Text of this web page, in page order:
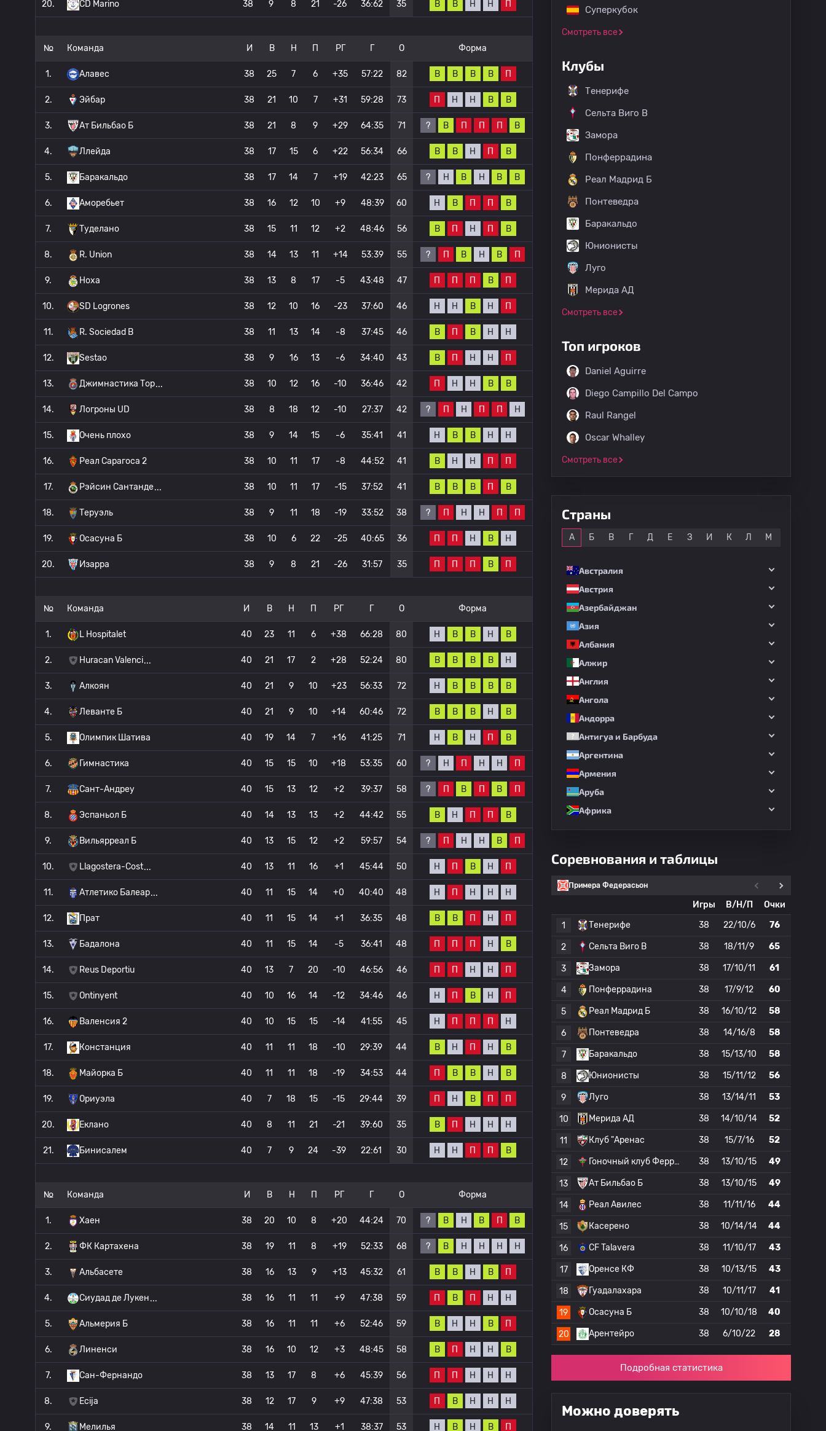
20. CD Marino 38 9 8 21 -26 36:62 35 В В Н Н П
№ Команда И В Н П РГ Г О Форма
1. Алавес 38 25 7 6 +35 57:22 82 В В В В П
2. Эйбар 38 21 10 7 +31 59:28 73 П Н Н В В
3. Ат Бильбао Б 38 21 8 9 +29 64:35 71 ? В П П П В
4. Ллейда 38 17 15 6 +22 56:34 66 В В Н П В
5. Баракальдо 38 17 14 7 +19 42:23 65 ? Н В Н В В
6. Аморебьет 38 16 12 10 +9 48:39 60 Н В П П В
7. Туделано 38 15 11 12 +2 48:46 56 В П Н П В
8. R. Union 38 14 13 11 +14 53:39 55 ? П В Н В П
9. Ноха 38 13 8 17 -5 43:48 47 П П П В П
10. SD Logrones 38 12 10 16 -23 37:60 46 Н Н В Н П
11. R. Sociedad B 38 11 13 14 -8 37:45 46 В П В Н Н
12. Sestao 38 9 16 13 -6 34:40 43 В П Н Н П
13. Джимнастика Тор 38 10 12 16 -10 36:46 42 П Н Н В В
14. Логроны UD 38 8 18 12 -10 27:37 42 ? П Н П П Н
15. Очень плохо 38 9 14 15 -6 35:41 41 Н В В Н Н
16. Реал Сарагоса 2 38 10 11 17 -8 44:52 41 В Н Н П П
17. Рэйсин Сантанде 38 10 11 17 -15 37:52 41 В В В П В
18. Теруэль 38 9 11 18 -19 33:52 38 ? П Н Н П П
19. Осасуна Б 38 10 6 22 -25 40:65 36 П П Н В Н
20. Изарра 38 9 8 21 -26 31:57 35 П П П В П
№ Команда И В Н П РГ Г О Форма
1. L Hospitalet 40 23 11 6 +38 66:28 80 Н В В Н В
2. Huracan Valenci 40 21 17 2 +28 52:24 80 В В В В Н
3. Алкоян 40 21 9 10 +23 56:33 72 Н В В В В
4. Леванте Б 40 21 9 10 +14 60:46 72 В В В Н В
5. Олимпик Шатива 40 19 14 7 +16 41:25 71 Н В Н П В
6. Гимнастика 40 15 15 10 +18 53:35 60 ? Н П Н Н П
7. Сант-Андреу 40 15 13 12 +2 39:37 58 ? П В П В П
8. Эспаньол Б 40 14 13 13 +2 44:42 55 В Н П П В
9. Вильярреал Б 40 13 15 12 +2 59:57 54 ? П Н Н В П
10. Llagostera-Cost 40 13 11 16 +1 45:44 50 Н П В Н П
11. Атлетико Балеар 40 11 15 14 +0 40:40 48 Н П Н Н Н
12. Прат 40 11 15 14 +1 36:35 48 В В П Н П
13. Бадалона 40 11 15 14 -5 36:41 48 П П П Н В
14. Reus Deportiu 40 13 7 20 -10 46:56 46 П П Н Н П
15. Ontinyent 40 10 16 14 -12 34:46 46 Н П В Н П
16. Валенсия 2 40 10 15 15 -14 41:55 45 Н П П П Н
17. Констанция 40 11 11 18 -10 29:39 44 В Н П Н В
18. Майорка Б 40 11 11 18 -19 34:53 44 П В В Н В
19. Ориуэла 40 7 18 15 -15 29:44 39 П Н В П П
20. Еклано 40 8 11 21 -21 39:60 35 В П Н Н Н
21. Бинисалем 40 7 9 24 -39 22:61 30 Н Н П П В
№ Команда И В Н П РГ Г О Форма
1. Хаен 38 20 10 8 +20 44:24 70 ? В Н В П В
2. ФК Картахена 38 19 11 8 +19 52:33 68 ? В Н Н Н Н
3. Альбасете 38 16 13 9 +13 45:32 61 В В Н В П
4. Сиудад де Лукен 38 16 11 11 +9 47:38 59 П В П Н Н
5. Альмерия Б 38 16 11 11 +6 52:46 59 В Н Н В П
6. Линенси 38 16 10 12 +3 48:45 58 В П Н Н В
7. Сан-Фернандо 38 13 17 8 +6 45:39 56 П П Н Н Н
8. Ecija 38 12 17 9 +9 47:38 53 П В Н Н Н
9. Мелилья 38 14 11 13 +1 38:37 53 Н В Н В П
Суперкубок
Смотреть все
Клубы
Тенерифе
Сельта Виго B
Замора
Понферрадина
Реал Мадрид Б
Понтеведра
Баракальдо
Юнионисты
Луго
Мерида АД
Смотреть все
Топ игроков
Daniel Aguirre
Diego Campillo Del Campo
Raul Rangel
Oscar Whalley
Смотреть все
Страны
А Б В Г Д Е З И К Л М
Австралия
Австрия
Азербайджан
Азия
Албания
Алжир
Англия
Ангола
Андорра
Антигуа и Барбуда
Аргентина
Армения
Аруба
Африка
Соревнования и таблицы
Примера Федерасьон
Игры В/Н/П
Очки
1
Тенерифе 38 22/10/6 76
2 Сельта Виго B 38 18/11/9 65
3 Замора 38 17/10/11 61
4 Понферрадина 38 17/9/12 60
5 Реал Мадрид Б 38 16/10/12 58
6 Понтеведра 38 14/16/8 58
7 Баракальдо 38 15/13/10 58
8 Юнионисты 38 15/11/12 56
9 Луго 38 13/14/11 53
10 Мерида АД 38 14/10/14 52
11 Клуб "Аренас 38 15/7/16 52
12 Гоночный клуб Ферроль 38 13/10/15 49
13 Ат Бильбао Б 38 13/10/15 49
14 Реал Авилес 38 11/11/16 44
15 Касерено 38 10/14/14 44
16 CF Talavera 38 11/10/17 43
17 Оренсе КФ 38 10/13/15 43
18 Гуадалахара 38 10/11/17 41
19 Осасуна Б 38 10/10/18 40
20 Арентейро 38 6/10/22 28
Подробная статистика
Можно доверять